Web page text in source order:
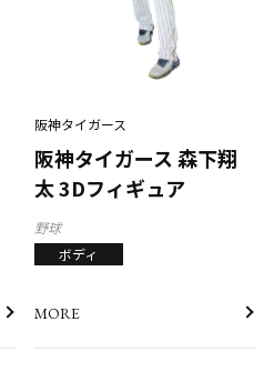
阪神タイガース
阪神タイガース 森下翔
太 3Dフィギュア
野球
ボディ
MORE